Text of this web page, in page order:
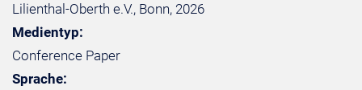
Lilienthal-Oberth e.V., Bonn, 2026
Medientyp:
Conference Paper
Sprache: